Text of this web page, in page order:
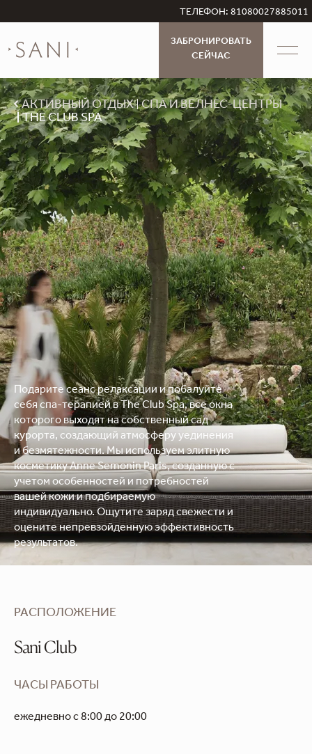
ТЕЛЕФОН: 81080027885011
ЗАБРОНИРОВАТЬ
СЕЙЧАС
Подарите сеанс релаксации и побалуйте
себя спа-терапией в The Club Spa, все окна
которого выходят на собственный сад
курорта, создающий атмосферу уединения
и безмятежности. Мы используем элитную
косметику Anne Semonin Paris, созданную с
учетом особенностей и потребностей
вашей кожи и подбираемую
индивидуально. Ощутите заряд свежести и
оцените непревзойденную эффективность
результатов.
АКТИВНЫЙ ОТДЫХ
СПА И ВЕЛНЕС-ЦЕНТРЫ
THE CLUB SPA
РАСПОЛОЖЕНИЕ
Sani Club
ЧАСЫ РАБОТЫ
ежедневно с 8:00 до 20:00